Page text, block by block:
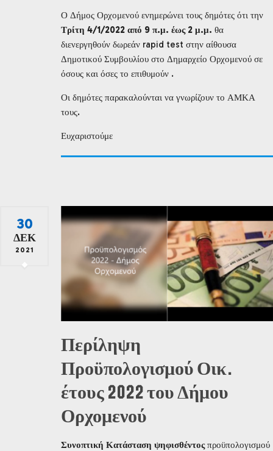
Ο Δήμος Ορχομενού ενημερώνει τους δημότες ότι την
Τρίτη 4/1/2022 από 9 π.μ. έως 2 μ.μ. θα
διενεργηθούν δωρεάν rapid test στην αίθουσα
Δημοτικού Συμβουλίου στο Δημαρχείο Ορχομενού σε
όσους και όσες το επιθυμούν .
Οι δημότες παρακαλούνται να γνωρίζουν το ΑΜΚΑ
τους.
Ευχαριστούμε
30
ΔΕΚ
2021
Περίληψη
Προϋπολογισμού Οικ.
έτους 2022 του Δήμου
Ορχομενού
Συνοπτική Κατάσταση ψηφισθέντοςπροϋπολογισμού